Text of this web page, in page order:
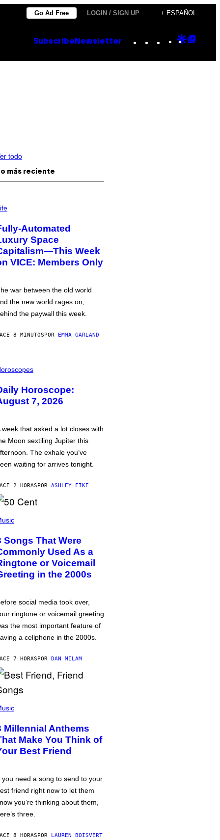
Go Ad Free LOGIN / SIGN UP + ESPAÑOL
Subscribe Newsletter Instagram
TikTok
YouTube
Google
todo
más reciente
Automated
Space
Week
VICE: Members Only
war between the old world
the new world rages on,
the paywall this week.
8 MINUTOSPOR EMMA GARLAND
Horoscope:
7, 2026
week that asked a lot closes with
Moon sextiling Jupiter this
The exhale you’ve
waiting for arrives tonight.
2 HORASPOR ASHLEY FIKE
Songs That Were
Used As a
or Voicemail
in the 2000s
social media took over,
ringtone or voicemail greeting
the most important feature of
a cellphone in the 2000s.
7 HORASPOR DAN MILAM
Millennial Anthems
Make You Think of
Best Friend
you need a song to send to your
friend right now to let them
you’re thinking about them,
three.
8 HORASPOR LAUREN BOISVERT